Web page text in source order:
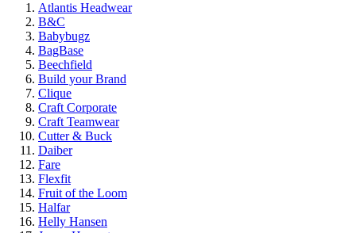
Atlantis Headwear
B&C
Babybugz
BagBase
Beechfield
Build your Brand
Clique
Craft Corporate
Craft Teamwear
Cutter & Buck
Daiber
Fare
Flexfit
Fruit of the Loom
Halfar
Helly Hansen